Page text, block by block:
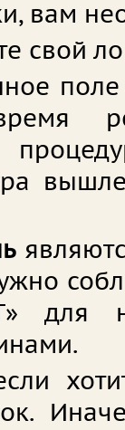
вам
свой
поле
для